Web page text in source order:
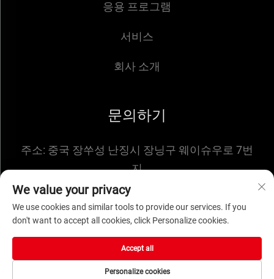
응용 프로그램
서비스
회사 소개
문의하기
주소: 중국 장쑤성 난징시 장닝구 웨이슈우로 7번
지
이메일: [email protected]
Copyright © 2025 by NANJING ENIGMA
AUTOMATION CO.,LTD -개인정보 처리방침
We value your privacy
We use cookies and similar tools to provide our services. If you
don't want to accept all cookies, click Personalize cookies.
Personalize cookies
Accept all